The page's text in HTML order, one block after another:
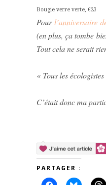
Bougie verre verte, €23
Pourl’anniversaire
(en plus, ça tombe
Tout cela ne serait
« Tous les
C’était donc ma
PARTAGER :